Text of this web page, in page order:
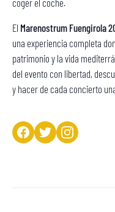
coger el coche.
El Marenostrum Fuengirola
una experiencia completa
patrimonio y la vida
del evento con libertad,
y hacer de cada concierto